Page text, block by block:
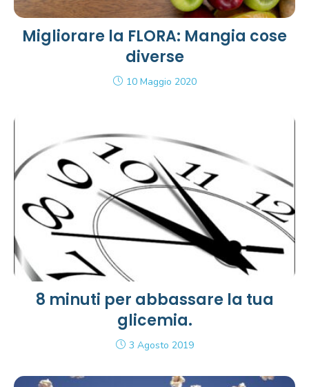
Migliorare la FLORA: Mangia cose
diverse
10 Maggio 2020
8 minuti per abbassare la tua
glicemia.
3 Agosto 2019